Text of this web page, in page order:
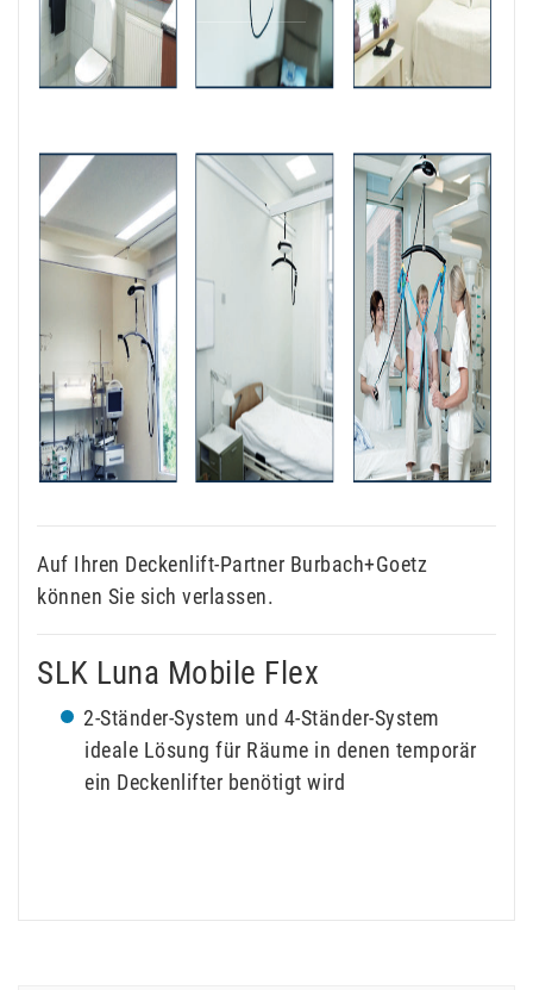
Auf Ihren Deckenlift-Partner Burbach+Goetz
können Sie sich verlassen.
SLK Luna Mobile Flex
2-Ständer-System und 4-Ständer-System
ideale Lösung für Räume in denen temporär
ein Deckenlifter benötigt wird